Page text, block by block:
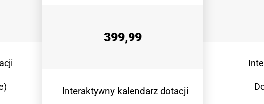
399,99
Interaktywny kalendarz dotacji